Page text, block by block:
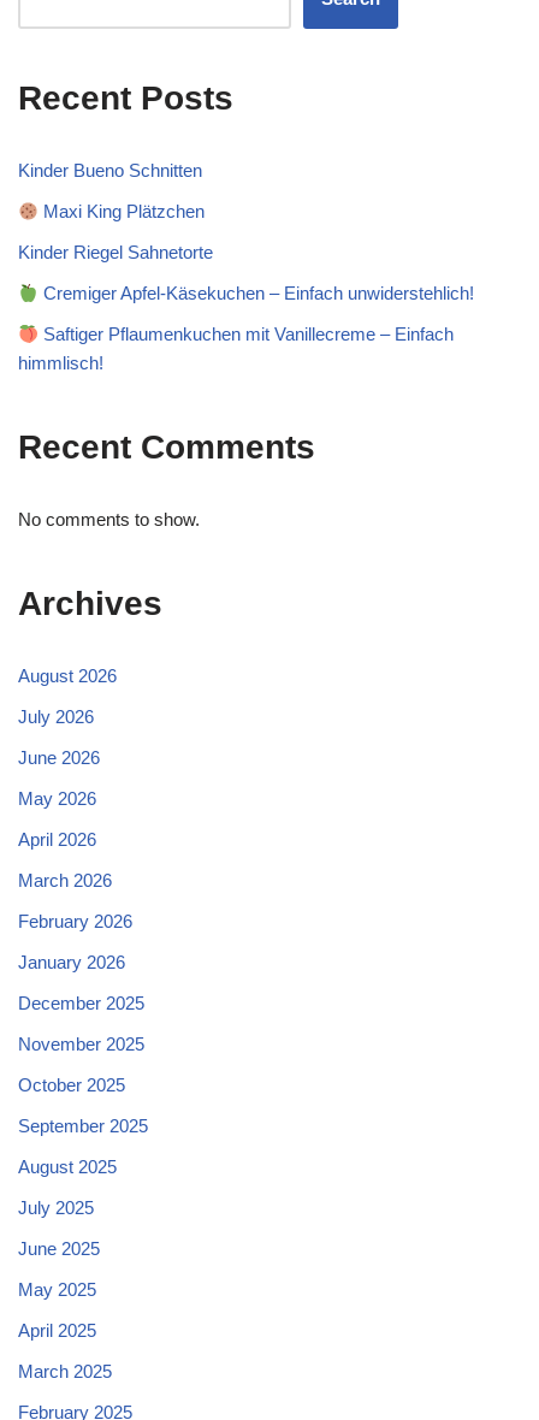
Recent Posts
Kinder Bueno Schnitten
Maxi King Plätzchen
Kinder Riegel Sahnetorte
Cremiger Apfel-Käsekuchen – Einfach unwiderstehlich!
Saftiger Pflaumenkuchen mit Vanillecreme – Einfach
himmlisch!
Recent Comments
No comments to show.
Archives
August 2026
July 2026
June 2026
May 2026
April 2026
March 2026
February 2026
January 2026
December 2025
November 2025
October 2025
September 2025
August 2025
July 2025
June 2025
May 2025
April 2025
March 2025
February 2025